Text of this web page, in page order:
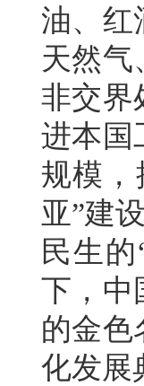
油、红
天然气
非交界
进本国
规模，
亚”建
民生
下，中
的金色
化发展